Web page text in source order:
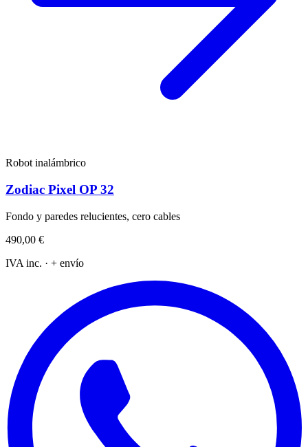
Robot inalámbrico
Zodiac Pixel OP 32
Fondo y paredes relucientes, cero cables
490,00 €
IVA inc. · + envío